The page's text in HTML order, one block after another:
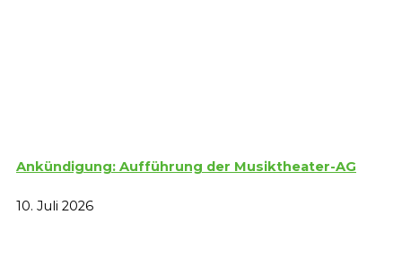
Ankündigung: Aufführung der Musiktheater-AG
10. Juli 2026